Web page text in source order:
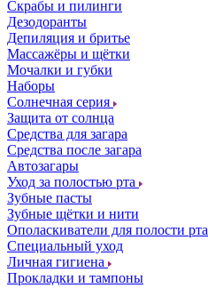
Скрабы и пилинги
Дезодоранты
Депиляция и бритье
Массажёры и щётки
Мочалки и губки
Наборы
Солнечная серия
Защита от солнца
Средства для загара
Средства после загара
Автозагары
Уход за полостью рта
Зубные пасты
Зубные щётки и нити
Ополаскиватели для полости рта
Специальный уход
Личная гигиена
Прокладки и тампоны